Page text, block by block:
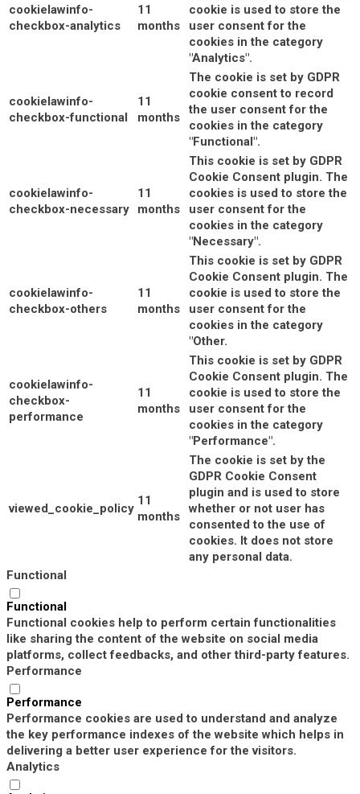
cookielawinfo-
checkbox-analytics
11
months
cookie is used to store the
user consent for the
cookies in the category
"Analytics".
cookielawinfo-
checkbox-functional
11
months
The cookie is set by GDPR
cookie consent to record
the user consent for the
cookies in the category
"Functional".
cookielawinfo-
checkbox-necessary
11
months
This cookie is set by GDPR
Cookie Consent plugin. The
cookies is used to store the
user consent for the
cookies in the category
"Necessary".
cookielawinfo-
checkbox-others
11
months
This cookie is set by GDPR
Cookie Consent plugin. The
cookie is used to store the
user consent for the
cookies in the category
"Other.
cookielawinfo-
checkbox-
performance
11
months
This cookie is set by GDPR
Cookie Consent plugin. The
cookie is used to store the
user consent for the
cookies in the category
"Performance".
viewed_cookie_policy
11
months
The cookie is set by the
GDPR Cookie Consent
plugin and is used to store
whether or not user has
consented to the use of
cookies. It does not store
any personal data.
Functional
Functional
Functional cookies help to perform certain functionalities
like sharing the content of the website on social media
platforms, collect feedbacks, and other third-party features.
Performance
Performance
Performance cookies are used to understand and analyze
the key performance indexes of the website which helps in
delivering a better user experience for the visitors.
Analytics